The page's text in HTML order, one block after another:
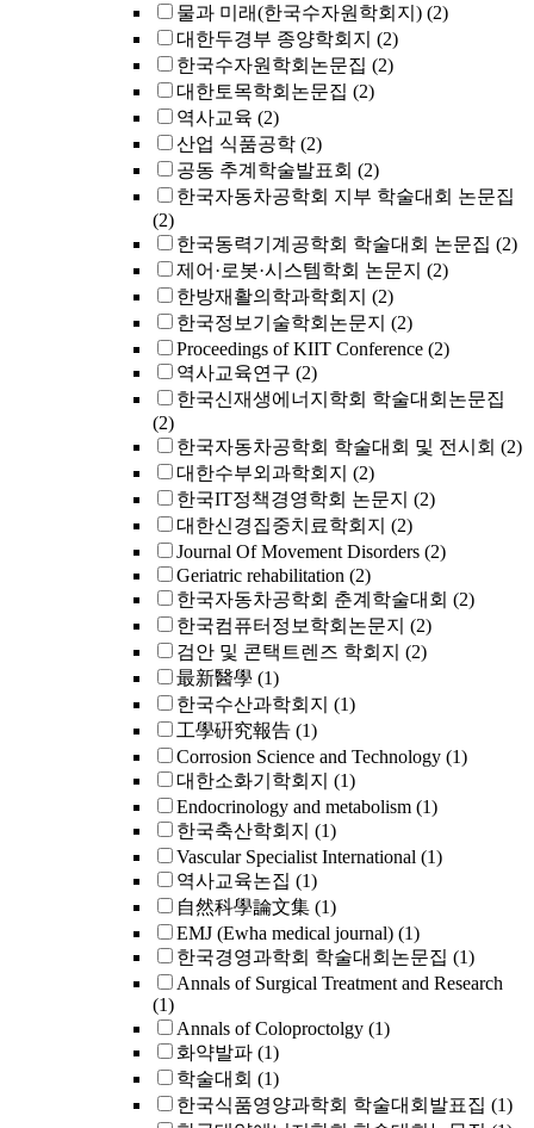
물과 미래(한국수자원학회지) (2)
대한두경부 종양학회지 (2)
한국수자원학회논문집 (2)
대한토목학회논문집 (2)
역사교육 (2)
산업 식품공학 (2)
공동 추계학술발표회 (2)
한국자동차공학회 지부 학술대회 논문집
(2)
한국동력기계공학회 학술대회 논문집 (2)
제어·로봇·시스템학회 논문지 (2)
한방재활의학과학회지 (2)
한국정보기술학회논문지 (2)
Proceedings of KIIT Conference (2)
역사교육연구 (2)
한국신재생에너지학회 학술대회논문집
(2)
한국자동차공학회 학술대회 및 전시회 (2)
대한수부외과학회지 (2)
한국IT정책경영학회 논문지 (2)
대한신경집중치료학회지 (2)
Journal Of Movement Disorders (2)
Geriatric rehabilitation (2)
한국자동차공학회 춘계학술대회 (2)
한국컴퓨터정보학회논문지 (2)
검안 및 콘택트렌즈 학회지 (2)
最新醫學 (1)
한국수산과학회지 (1)
工學硏究報告 (1)
Corrosion Science and Technology (1)
대한소화기학회지 (1)
Endocrinology and metabolism (1)
한국축산학회지 (1)
Vascular Specialist International (1)
역사교육논집 (1)
自然科學論文集 (1)
EMJ (Ewha medical journal) (1)
한국경영과학회 학술대회논문집 (1)
Annals of Surgical Treatment and Research
(1)
Annals of Coloproctolgy (1)
화약발파 (1)
학술대회 (1)
한국식품영양과학회 학술대회발표집 (1)